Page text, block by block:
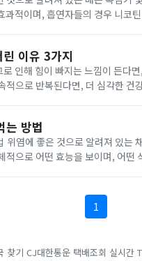
이며, 흡연자들의 경우 니코틴 배
이유 3가지
인해 힘이 빠지는 느낌이 든다
적으로 반복된다면, 더 심각한
는 방법
으로 어떤 효능을 보이며, 어떤 식
1
찾기 CJ대한통운 택배조회 실시간